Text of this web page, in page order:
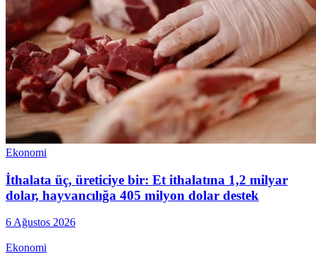
Ekonomi
İthalata üç, üreticiye bir: Et ithalatına 1,2 milyar
dolar, hayvancılığa 405 milyon dolar destek
6 Ağustos 2026
Ekonomi